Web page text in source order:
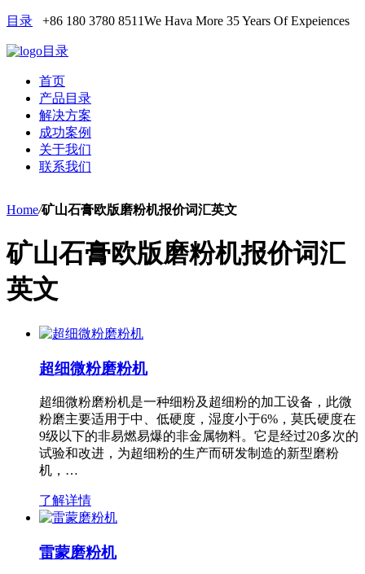
目录 +86 180 3780 8511We Hava More 35 Years Of Expeiences
目录
首页
产品目录
解决方案
成功案例
关于我们
联系我们
Home/矿山石膏欧版磨粉机报价词汇英文
矿山石膏欧版磨粉机报价词汇
英文
超细微粉磨粉机
超细微粉磨粉机是一种细粉及超细粉的加工设备，此微
粉磨主要适用于中、低硬度，湿度小于6%，莫氏硬度在
9级以下的非易燃易爆的非金属物料。它是经过20多次的
试验和改进，为超细粉的生产而研发制造的新型磨粉
机，…
了解详情
雷蒙磨粉机